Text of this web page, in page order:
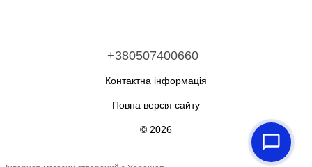
+380507400660
Контактна інформація
Повна версія сайту
© 2026